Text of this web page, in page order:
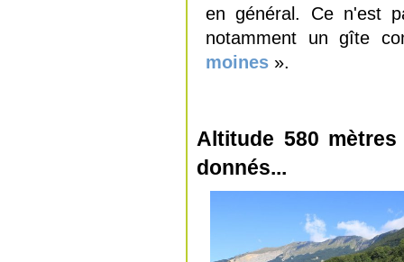
en général. Ce n'est
notamment un gîte
moines ».
Altitude 580
donnés...